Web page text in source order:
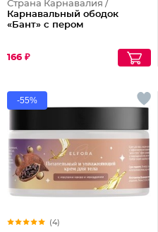
Страна Карнавалия /
Карнавальный ободок
«Бант» с пером
166 ₽
-55%
(4)